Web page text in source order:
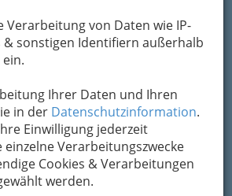
Verarbeitung von Daten wie IP-
& sonstigen Identifiern außerhalb
ein.
Ihrer Daten und Ihren
in der Datenschutzinformation.
Einwilligung jederzeit
Verarbeitungszwecke
Cookies & Verarbeitungen
werden.
1
& Einrichten "
14, 8010 Graz
Lang kommen sollten?
Menge Einrichter. Manche